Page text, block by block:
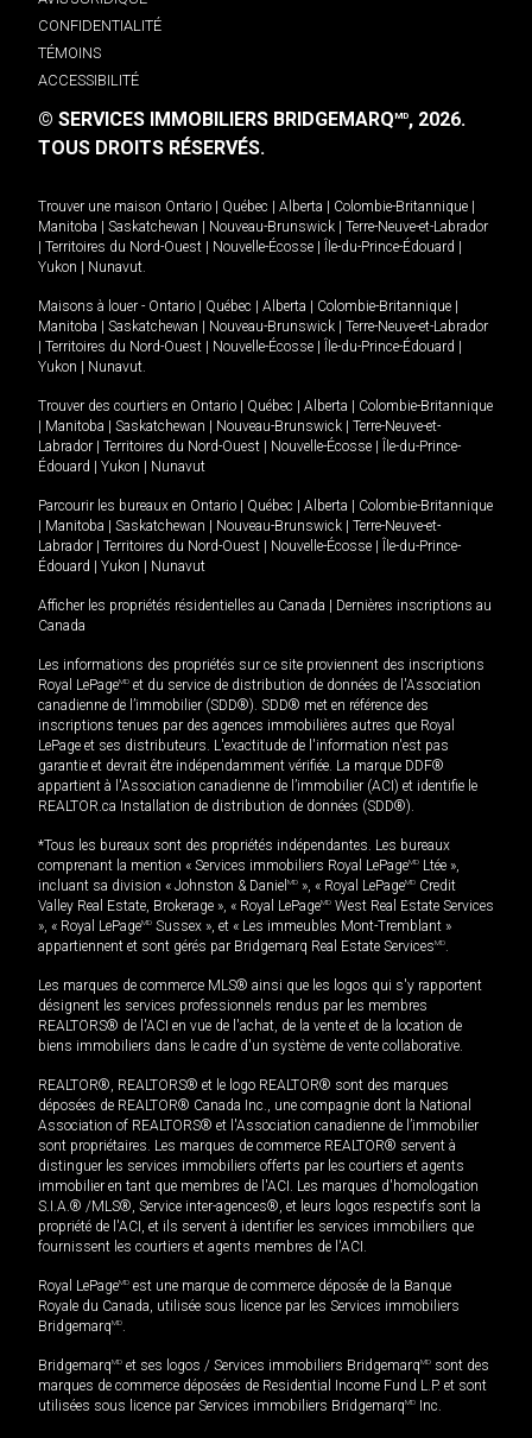
CONFIDENTIALITÉ
TÉMOINS
ACCESSIBILITÉ
© SERVICES IMMOBILIERS BRIDGEMARQMD, 2026.
TOUS DROITS RÉSERVÉS.
Trouver une maison Ontario Québec Alberta Colombie-Britannique
Manitoba
Saskatchewan Nouveau-Brunswick
Terre-Neuve-et-Labrador
Territoires du Nord-Ouest Nouvelle-Écosse Île-du-Prince-Édouard
Yukon
Nunavut.
Maisons à louer - Ontario Québec Alberta Colombie-Britannique
Manitoba
Saskatchewan Nouveau-Brunswick
Terre-Neuve-et-Labrador
Territoires du Nord-Ouest Nouvelle-Écosse Île-du-Prince-Édouard
Yukon
Nunavut.
Trouver des courtiers en Ontario Québec Alberta
Colombie-Britannique
Manitoba Saskatchewan Nouveau-Brunswick
Terre-Neuve-et-
Labrador
Territoires du Nord-Ouest Nouvelle-Écosse
Île-du-Prince-
Édouard
Yukon Nunavut
Parcourir les bureaux en Ontario Québec Alberta
Colombie-Britannique
Manitoba Saskatchewan Nouveau-Brunswick
Terre-Neuve-et-
Labrador
Territoires du Nord-Ouest Nouvelle-Écosse
Île-du-Prince-
Édouard
Yukon Nunavut
Afficher les propriétés résidentielles au Canada
Dernières inscriptions au
Canada
Les informations des propriétés sur ce site proviennent des inscriptions
Royal LePageMD et du service de distribution de données de l'Association
canadienne de l’immobilier (SDD®). SDD® met en référence des
inscriptions tenues par des agences immobilières autres que Royal
LePage et ses distributeurs. L'exactitude de l'information n'est pas
garantie et devrait être indépendamment vérifiée. La marque DDF®
appartient à l'Association canadienne de l’immobilier (ACI) et identifie le
REALTOR.ca Installation de distribution de données (SDD®).
*Tous les bureaux sont des propriétés indépendantes. Les bureaux
comprenant la mention « Services immobiliers Royal LePageMD Ltée »,
incluant sa division « Johnston & Daniel MD », « Royal LePageMD Credit
Valley Real Estate, Brokerage », « Royal LePageMD West Real Estate Services
», « Royal LePageMD Sussex », et « Les immeubles Mont-Tremblant »
appartiennent et sont gérés par Bridgemarq Real Estate ServicesMD.
Les marques de commerce MLS® ainsi que les logos qui s'y rapportent
désignent les services professionnels rendus par les membres
REALTORS® de l'ACI en vue de l'achat, de la vente et de la location de
biens immobiliers dans le cadre d'un système de vente collaborative.
REALTOR®, REALTORS® et le logo REALTOR® sont des marques
déposées de REALTOR® Canada Inc., une compagnie dont la National
Association of REALTORS® et l'Association canadienne de l’immobilier
sont propriétaires. Les marques de commerce REALTOR® servent à
distinguer les services immobiliers offerts par les courtiers et agents
immobilier en tant que membres de l'ACI. Les marques d'homologation
S.I.A.® /MLS®, Service inter-agences®, et leurs logos respectifs sont la
propriété de l'ACI, et ils servent à identifier les services immobiliers que
fournissent les courtiers et agents membres de l'ACI.
Royal LePageMD est une marque de commerce déposée de la Banque
Royale du Canada, utilisée sous licence par les Services immobiliers
BridgemarqMD.
BridgemarqMD et ses logos / Services immobiliers BridgemarqMD sont des
marques de commerce déposées de Residential Income Fund L.P. et sont
utilisées sous licence par Services immobiliers BridgemarqMD Inc.